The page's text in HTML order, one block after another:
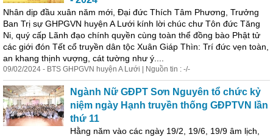
Nhân dịp đầu xuân năm mới, Đại đức Thích Tâm Phương, Trưởng
Ban Trị sự GHPGVN huyện A Lưới kính lời chúc chư Tôn đức Tăng
Ni, quý cấp Lãnh đạo chính quyền cùng toàn thể đồng bào Phật tử
các giới đón Tết cổ truyền dân tộc Xuân Giáp Thìn: Trí đức vẹn toàn
an khang thịnh vượng, cát tường như ý....
09/02/2024 - BTS GHPGVN huyện A Lưới | Nguồn tin : -/-
Ngành Nữ GĐPT Sơn Nguyên tổ chức kỷ
niệm ngày Hạnh truyền thống GĐPTVN lần
thứ 11
Hằng năm vào các ngày 19/2, 19/6, 19/9 âm lịch,